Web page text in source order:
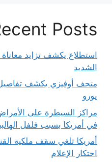
Posts
استطلاع يكشف تزايد
الشديد
يورو
مراكز السيطرة على
في أمريكا بسبب فلفل
أمريكا تلغي سقف ملكية
احتكار الإعلام